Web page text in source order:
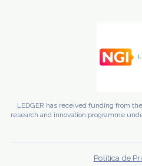
LEDGER has received funding from
research and innovation programme
Política de